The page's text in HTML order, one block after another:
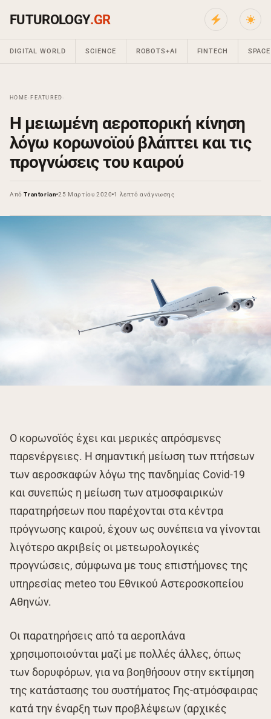
FUTUROLOGY.GR
DIGITAL WORLD SCIENCE ROBOTS+AI FINTECH SPACE
HOME FEATURED
Η μειωμένη αεροπορική κίνηση
λόγω κορωνοϊού βλάπτει και τις
προγνώσεις του καιρού
ΑπόTrantorian 25 Μαρτίου 2020 1 λεπτό ανάγνωσης
Ο κορωνοϊός έχει και μερικές απρόσμενες
παρενέργειες. Η σημαντική μείωση των πτήσεων
των αεροσκαφών λόγω της πανδημίας Covid-19
και συνεπώς η μείωση των ατμοσφαιρικών
παρατηρήσεων που παρέχονται στα κέντρα
πρόγνωσης καιρού, έχουν ως συνέπεια να γίνονται
λιγότερο ακριβείς οι μετεωρολογικές
προγνώσεις, σύμφωνα με τους επιστήμονες της
υπηρεσίας meteo του Εθνικού Αστεροσκοπείου
Αθηνών.
Οι παρατηρήσεις από τα αεροπλάνα
χρησιμοποιούνται μαζί με πολλές άλλες, όπως
των δορυφόρων, για να βοηθήσουν στην εκτίμηση
της κατάστασης του συστήματος Γης-ατμόσφαιρας
κατά την έναρξη των προβλέψεων (αρχικές